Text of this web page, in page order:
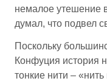
немалое утешение
думал, что подвел
Поскольку
Конфуция история
тонкие нити –